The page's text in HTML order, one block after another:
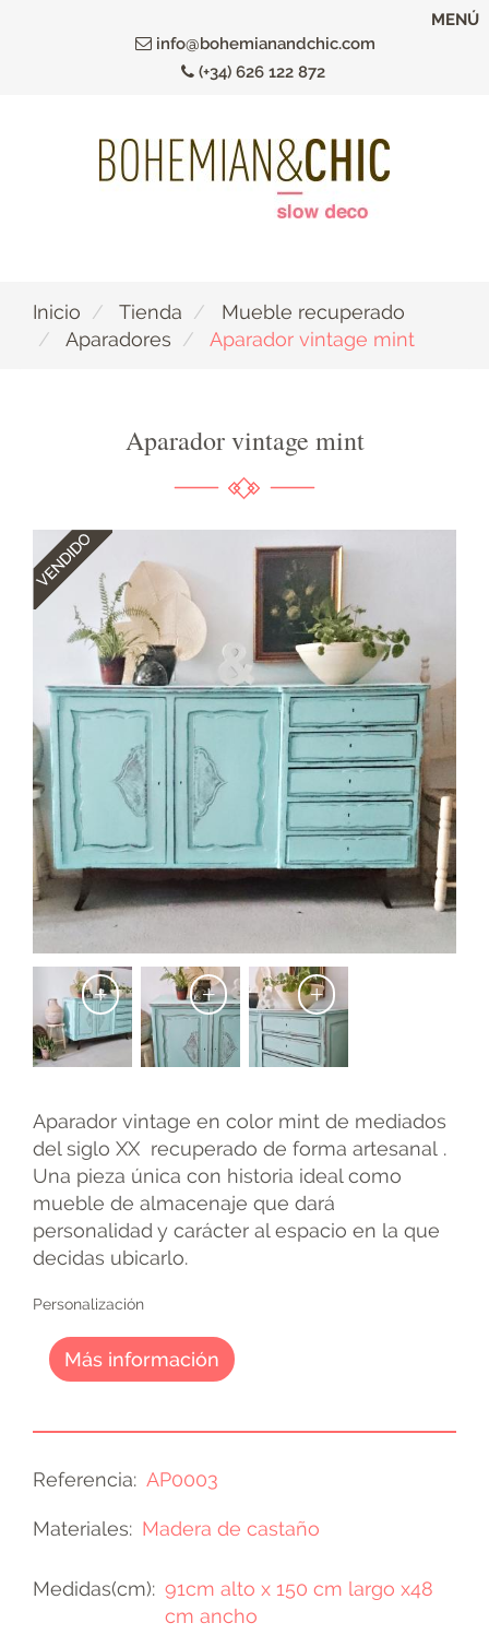
info@bohemianandchic.com
(+34) 626 122 872
MENÚ
Inicio Tienda
Mueble recuperado
Aparadores
Aparador vintage mint
Aparador vintage mint
+ + +
Aparador vintage en color mint de mediados
del siglo XX recuperado de forma artesanal .
Una pieza única con historia ideal como
mueble de almacenaje que dará
personalidad y carácter al espacio en la que
decidas ubicarlo.
Personalización
Más información
Referencia AP0003
Materiales Madera de castaño
Medidas(cm)
91cm alto x 150 cm largo x48
cm ancho